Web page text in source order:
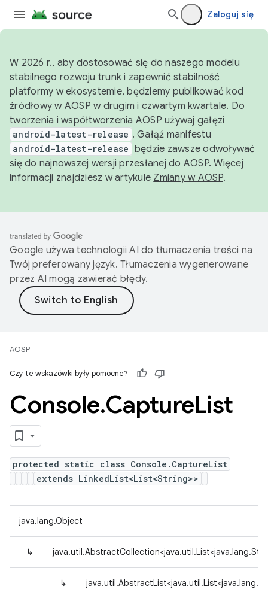
Zaloguj się
W 2026 r., aby dostosować się do naszego modelu
stabilnego rozwoju trunk i zapewnić stabilność
platformy w ekosystemie, będziemy publikować kod
źródłowy w AOSP w drugim i czwartym kwartale. Do
tworzenia i współtworzenia AOSP używaj gałęzi
android-latest-release . Gałąź manifestu
android-latest-release będzie zawsze odwoływać
się do najnowszej wersji przesłanej do AOSP. Więcej
informacji znajdziesz w artykule Zmiany w AOSP.
Google używa technologii AI do tłumaczenia treści na
Twój preferowany język. Tłumaczenia wygenerowane
przez AI mogą zawierać błędy.
AOSP
Czy te wskazówki były pomocne?
Console.CaptureList
protected static class Console.CaptureList
extends LinkedList<List<String>>
java.lang.Object
↳
↳